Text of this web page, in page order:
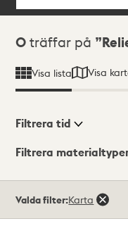
Sökresultat
0 träffar på
Visa lista Visa
Visningsläge
Filtrera tid
Filtrera
träffar
Valda filter:Karta